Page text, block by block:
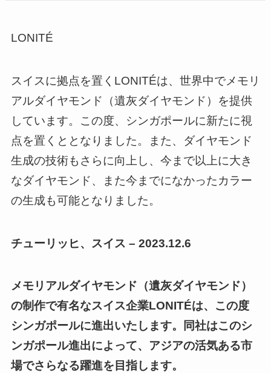
LONITÉ
スイスに拠点を置くLONITÉは、世界中でメモリ
アルダイヤモンド（遺灰ダイヤモンド）を提供
しています。この度、シンガポールに新たに視
点を置くととなりました。また、ダイヤモンド
生成の技術もさらに向上し、今まで以上に大き
なダイヤモンド、また今までになかったカラー
の生成も可能となりました。
チューリッヒ、スイス – 2023.12.6
メモリアルダイヤモンド（遺灰ダイヤモンド）
の制作で有名なスイス企業LONITÉは、この度
シンガポールに進出いたします。同社はこのシ
ンガポール進出によって、アジアの活気ある市
場でさらなる躍進を目指します。